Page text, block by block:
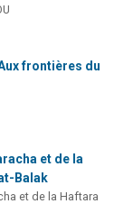
frontières du
et de la
Balak
et de la Haftara